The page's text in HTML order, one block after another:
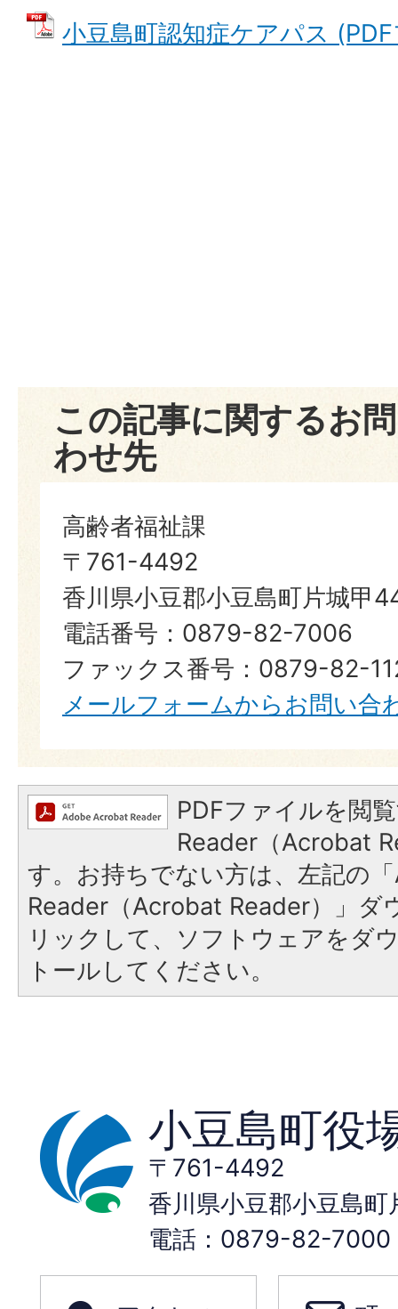
小豆島町認知症ケアパス
この記事に関するお
わせ先
高齢者福祉課
〒761-4492
香川県小豆郡小豆島町片城甲
電話番号：0879-82-7006
ファックス番号：0879-82-
メールフォームからお問い合
PDFファイルを閲
Reader（Acrobat
す。お持ちでない方は、左記の
Reader（Acrobat Reader）」ダ
リックして、ソフトウェアをダ
トールしてください。
小豆島町役
〒761-4492
香川県小豆郡小豆島
電話：0879-82-7000